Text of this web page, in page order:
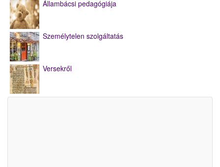
Állambácsi pedagógiája
Személytelen szolgáltatás
Versekről